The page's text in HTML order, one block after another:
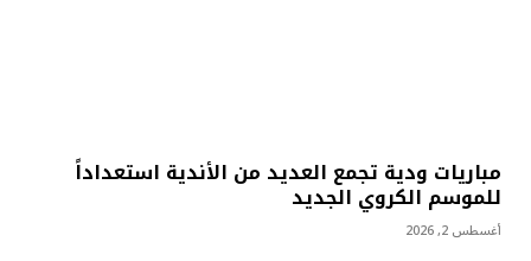
مباريات ودية تجمع العديد من الأندية استعداداً
للموسم الكروي الجديد
أغسطس 2, 2026